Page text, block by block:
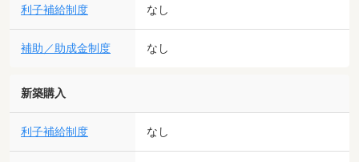
利子補給制度 なし
補助／助成金制度 なし
新築購入
利子補給制度 なし